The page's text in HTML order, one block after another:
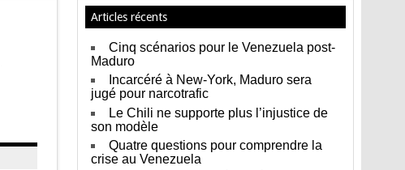
Articles récents
Cinq scénarios pour le Venezuela post-
Maduro
Incarcéré à New-York, Maduro sera
jugé pour narcotrafic
Le Chili ne supporte plus l’injustice de
son modèle
Quatre questions pour comprendre la
crise au Venezuela